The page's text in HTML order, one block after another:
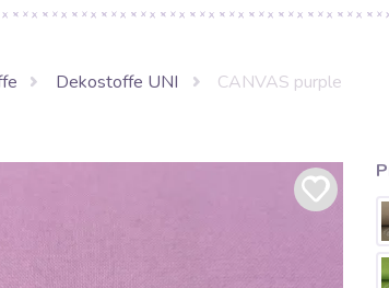
Dekostoffe UNI CANVAS purple